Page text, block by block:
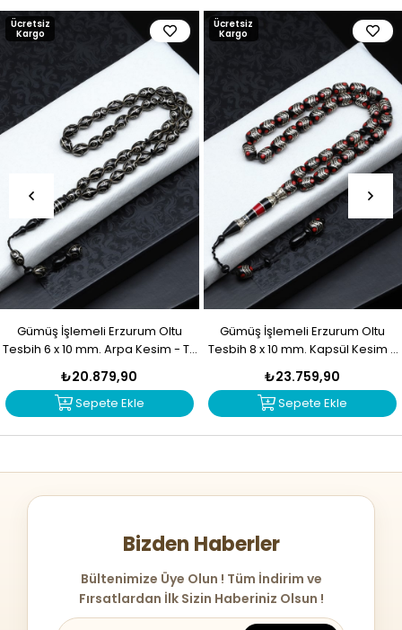
Gümüş İşlemeli Erzurum Oltu
Tesbih 6 x 10 mm. Arpa Kesim - T-
1916
₺20.879,90
Sepete Ekle
Ücretsiz
Kargo
Gümüş İşlemeli Erzurum Oltu
Tesbih 8 x 10 mm. Kapsül Kesim -
T-1915
₺23.759,90
Sepete Ekle
Ücretsiz
Kargo
Bizden Haberler
Bültenimize Üye Olun ! Tüm İndirim ve
Fırsatlardan İlk Sizin Haberiniz Olsun !